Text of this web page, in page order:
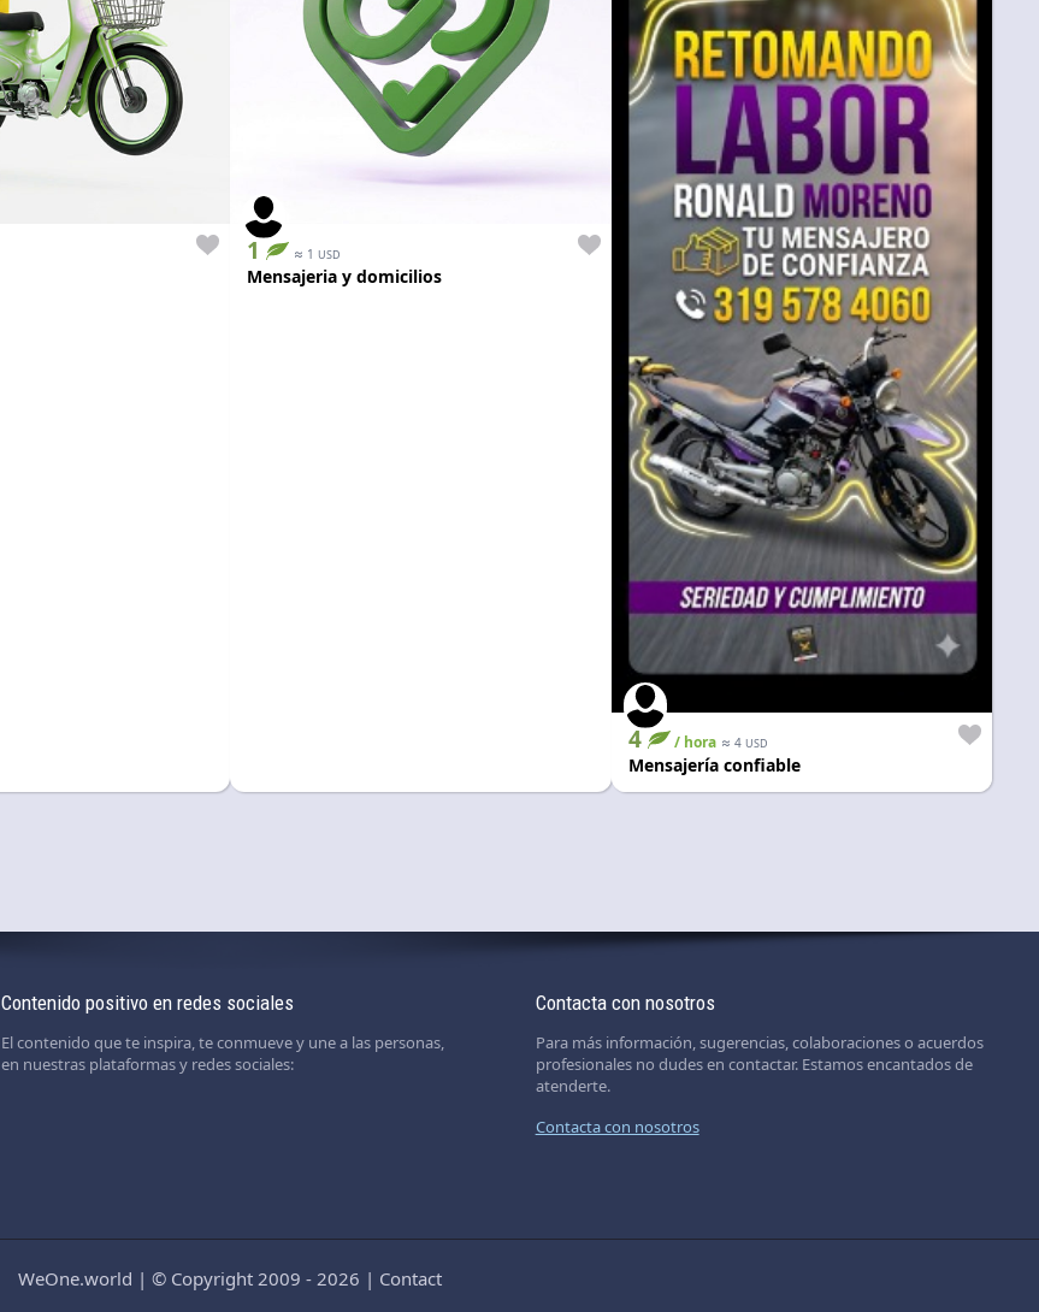
1 ≈ 1 USD
Mensajeria y domicilios
4 / hora ≈ 4 USD
Mensajería confiable
Contenido positivo en redes sociales
El contenido que te inspira, te conmueve y une a las personas,
en nuestras plataformas y redes sociales:
Contacta con nosotros
Para más información, sugerencias, colaboraciones o acuerdos
profesionales no dudes en contactar. Estamos encantados de
atenderte.
Contacta con nosotros
WeOne.world | © Copyright 2009 - 2026 | Contact